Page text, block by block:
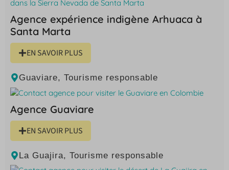
Agence expérience indigène Arhuaca à
Santa Marta
EN SAVOIR PLUS
Guaviare, Tourisme responsable
Agence Guaviare
EN SAVOIR PLUS
La Guajira, Tourisme responsable